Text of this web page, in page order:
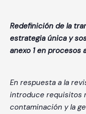
Redefinición de la
estrategia única y
anexo 1 en procesos
En respuesta a la
introduce requisitos
contaminación y la